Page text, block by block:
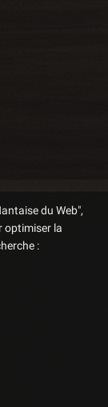
du Web",
optimiser la
: